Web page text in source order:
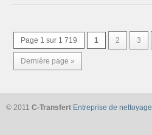
Page 1 sur 1 719 1 2 3
Dernière page »
© 2011 C-Transfert Entreprise de nettoyage